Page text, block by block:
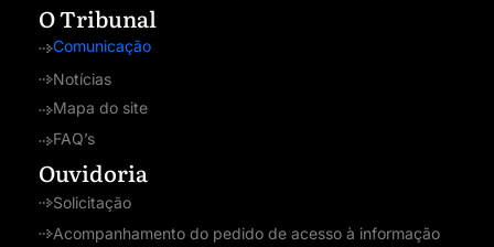
O Tribunal
Comunicação
Notícias
Mapa do site
FAQ’s
Ouvidoria
Solicitação
Acompanhamento do pedido de acesso à informação